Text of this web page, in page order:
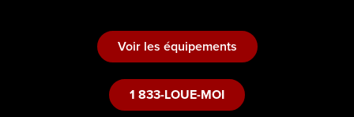
Voir les équipements
1 833-LOUE-MOI